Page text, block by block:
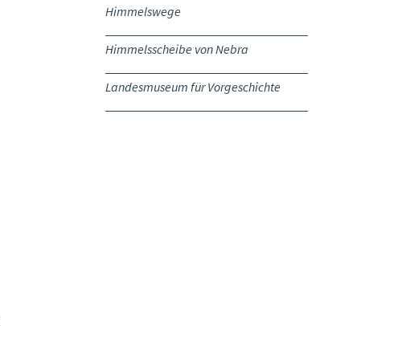
Himmelswege
Himmelsscheibe von Nebra
Landesmuseum für Vorgeschichte